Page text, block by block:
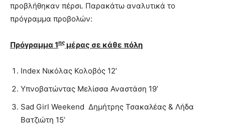
προβλήθηκαν πέρσι. Παρακάτω αναλυτικά το
πρόγραμμα προβολών:
Πρόγραμμα 1ης μέρας σε κάθε πόλη
Index Νικόλας Κολοβός 12’
Υπνοβατώντας Μελίσσα Αναστάση 19’
Sad Girl Weekend Δημήτρης Τσακαλέας & Λήδα
Βατζιώτη 15’